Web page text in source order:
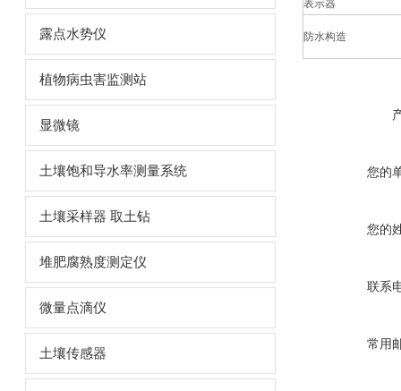
露点水势仪
植物病虫害监测站
显微镜
土壤饱和导水率测量系统
土壤采样器 取土钻
堆肥腐熟度测定仪
微量点滴仪
土壤传感器
表示器
防水构造
您的
您的
联系
常用